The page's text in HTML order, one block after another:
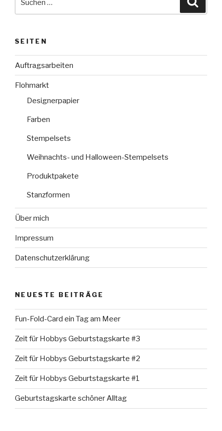
SEITEN
Auftragsarbeiten
Flohmarkt
Designerpapier
Farben
Stempelsets
Weihnachts- und Halloween-Stempelsets
Produktpakete
Stanzformen
Über mich
Impressum
Datenschutzerklärung
NEUESTE BEITRÄGE
Fun-Fold-Card ein Tag am Meer
Zeit für Hobbys Geburtstagskarte #3
Zeit für Hobbys Geburtstagskarte #2
Zeit für Hobbys Geburtstagskarte #1
Geburtstagskarte schöner Alltag